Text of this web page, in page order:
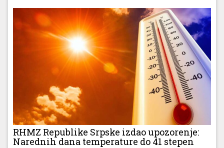
RHMZ Republike Srpske izdao upozorenje:
Narednih dana temperature do 41 stepen